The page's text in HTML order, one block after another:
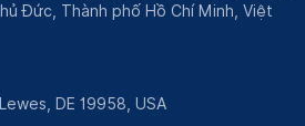
Đức, Thành phố Hồ Chí Minh, Việt
DE 19958, USA